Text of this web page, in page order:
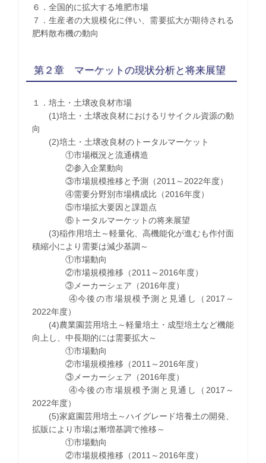
６．全国的に拡大する堆肥市場
７．生産者の大規模化に伴い、需要拡大が期待される
肥料散布機の動向
第２章 マーケットの現状分析と将来展望
１．培土・土壌改良材市場
(1)培土・土壌改良材におけるリサイクル資源の動
向
(2)培土・土壌改良材のトータルマーケット
①市場概況と流通構造
②参入企業動向
③市場規模推移と予測（2011～2022年度）
④需要分野別市場構成比（2016年度）
⑤市場拡大要因と課題点
⑥トータルマーケットの将来展望
(3)稲作用培土～軽量化、高機能化が進むも作付面
積縮小により需要は減少基調～
①市場動向
②市場規模推移（2011～2016年度）
③メーカーシェア（2016年度）
④今後の市場規模予測と見通し（2017～
2022年度）
(4)農業園芸用培土～軽量培土・成型培土など機能
向上し、中長期的には需要拡大～
①市場動向
②市場規模推移（2011～2016年度）
③メーカーシェア（2016年度）
④今後の市場規模予測と見通し（2017～
2022年度）
(5)家庭園芸用培土～ハイグレード培養土の開発、
拡販により市場は漸増基調で推移～
①市場動向
②市場規模推移（2011～2016年度）